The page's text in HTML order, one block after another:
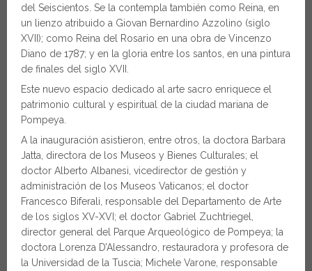
del Seiscientos. Se la contempla también como Reina, en
un lienzo atribuido a Giovan Bernardino Azzolino (siglo
XVII); como Reina del Rosario en una obra de Vincenzo
Diano de 1787; y en la gloria entre los santos, en una pintura
de finales del siglo XVII.
Este nuevo espacio dedicado al arte sacro enriquece el
patrimonio cultural y espiritual de la ciudad mariana de
Pompeya.
A la inauguración asistieron, entre otros, la doctora Barbara
Jatta, directora de los Museos y Bienes Culturales; el
doctor Alberto Albanesi, vicedirector de gestión y
administración de los Museos Vaticanos; el doctor
Francesco Biferali, responsable del Departamento de Arte
de los siglos XV-XVI; el doctor Gabriel Zuchtriegel,
director general del Parque Arqueológico de Pompeya; la
doctora Lorenza D’Alessandro, restauradora y profesora de
la Universidad de la Tuscia; Michele Varone, responsable